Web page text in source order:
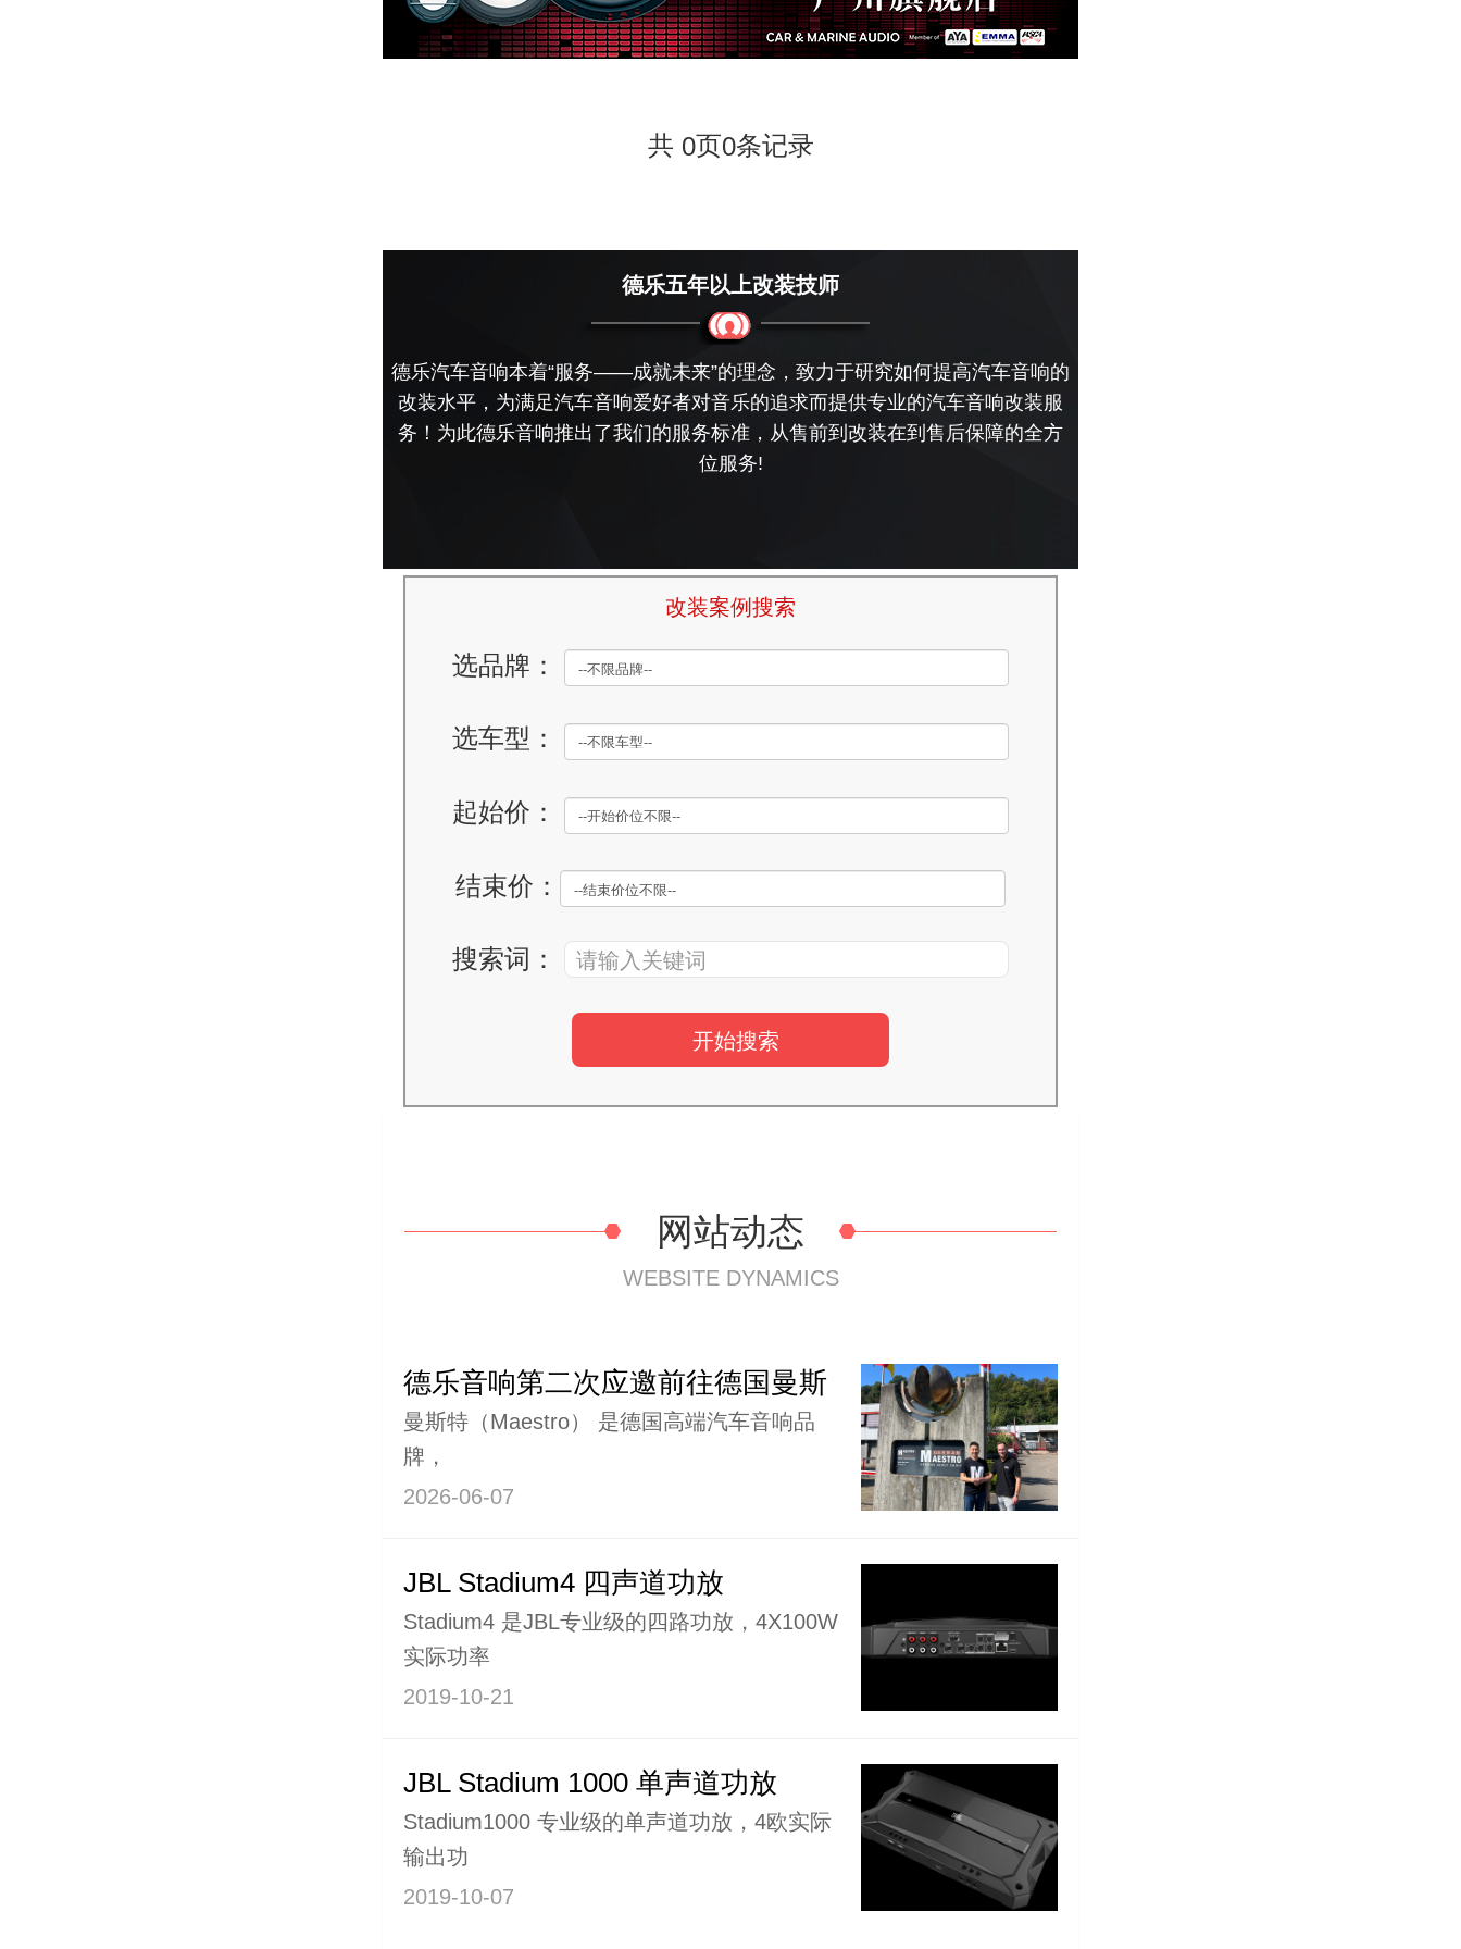
共 0页0条记录
德乐五年以上改装技师
德乐汽车音响本着“服务——成就未来”的理念，致力于研究如何提高汽车音响的
改装水平，为满足汽车音响爱好者对音乐的追求而提供专业的汽车音响改装服
务！为此德乐音响推出了我们的服务标准，从售前到改装在到售后保障的全方
位服务!
改装案例搜索
选品牌：
选车型：
起始价：
结束价：
搜索词：
网站动态
WEBSITE DYNAMICS
德乐音响第二次应邀前往德国曼斯
曼斯特（Maestro） 是德国高端汽车音响品
牌，
2026-06-07
JBL Stadium4 四声道功放
Stadium4 是JBL专业级的四路功放，4X100W
实际功率
2019-10-21
JBL Stadium 1000 单声道功放
Stadium1000 专业级的单声道功放，4欧实际
输出功
2019-10-07